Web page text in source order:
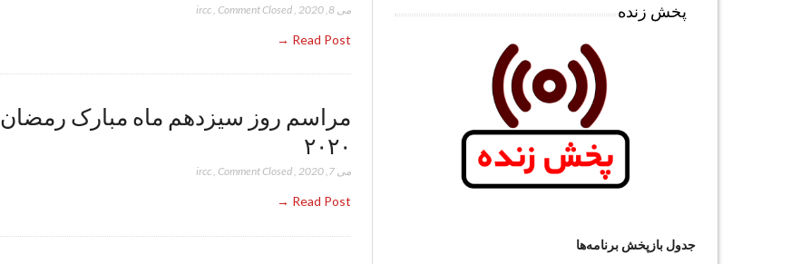
می 8, 2020 ,
ircc, Comment Closed
Read Post →
مراسم روز سیزدهم ماه مبارک رمضان
۲۰۲۰
می 7, 2020 ,
ircc, Comment Closed
Read Post →
پخش زنده
جدول بازپخش برنامه‌ها